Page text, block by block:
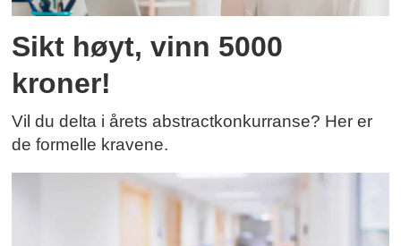
Sikt høyt, vinn 5000
kroner!
Vil du delta i årets abstractkonkurranse? Her er
de formelle kravene.